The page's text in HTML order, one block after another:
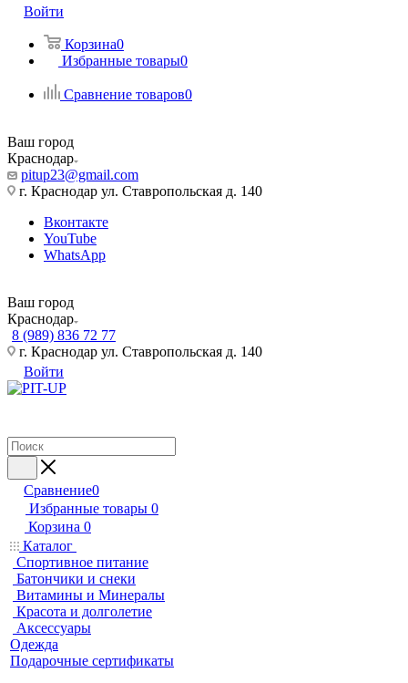
Войти
Корзина0
Избранные товары0
Сравнение товаров0
Ваш город
Краснодар
pitup23@gmail.com
г. Краснодар ул. Ставропольская д. 140
Вконтакте
YouTube
WhatsApp
Ваш город
Краснодар
8 (989) 836 72 77
г. Краснодар ул. Ставропольская д. 140
Войти
Сравнение0
Избранные товары 0
Корзина 0
Каталог
Спортивное питание
Батончики и снеки
Витамины и Минералы
Красота и долголетие
Аксессуары
Одежда
Подарочные сертификаты